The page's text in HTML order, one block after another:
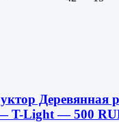
Деревянная
T-Light — 500